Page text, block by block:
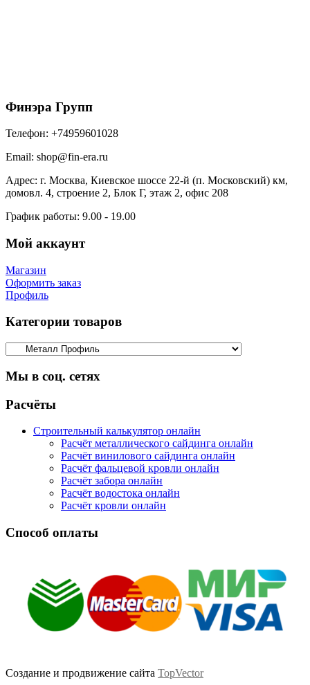
Финэра Групп
Телефон: +74959601028
Email: shop@fin-era.ru
Адрес: г. Москва, Киевское шоссе 22-й (п. Московский) км,
домовл. 4, строение 2, Блок Г, этаж 2, офис 208
График работы: 9.00 - 19.00
Мой аккаунт
Магазин
Оформить заказ
Профиль
Категории товаров
Мы в соц. сетях
Facebook
Twitter
Google
Instagram
Расчёты
Строительный калькулятор онлайн
Расчёт металлического сайдинга онлайн
Расчёт винилового сайдинга онлайн
Расчёт фальцевой кровли онлайн
Расчёт забора онлайн
Расчёт водостока онлайн
Расчёт кровли онлайн
Способ оплаты
Создание и продвижение сайта TopVector